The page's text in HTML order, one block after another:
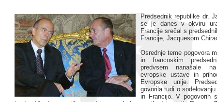
Predsednik republike dr.
se je danes v okviru
Francije srečal s
Francije, Jacquesom
Osrednje teme pogovora
in francoskim
predvsem nanašale
evropske ustave in
Evropske unije.
govorila tudi o
in Francijo. V pogovorih